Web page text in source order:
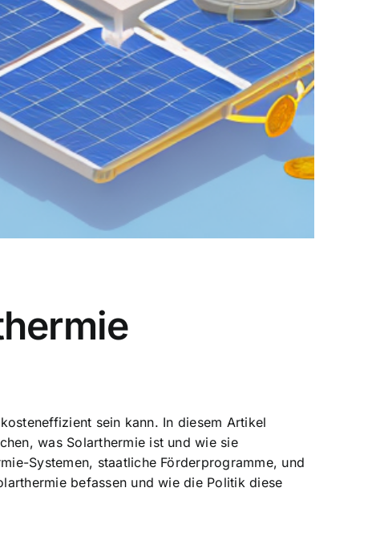
sein kann. In diesem Artikel
was Solarthermie ist und wie sie
Systemen, staatliche Förderprogramme, und
befassen und wie die Politik diese